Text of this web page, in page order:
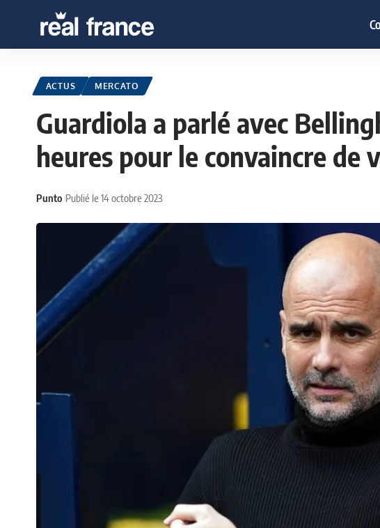
ACTUS MERCATO
Guardiola a parlé avec
heures pour le convaincre de
Punto Publié le 14 octobre 2023